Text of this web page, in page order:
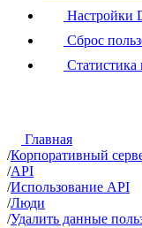
Настройки
Сброс
Статистика
Главная
/Корпоративный
/API
/Использование API
/Люди
/Удалить данные